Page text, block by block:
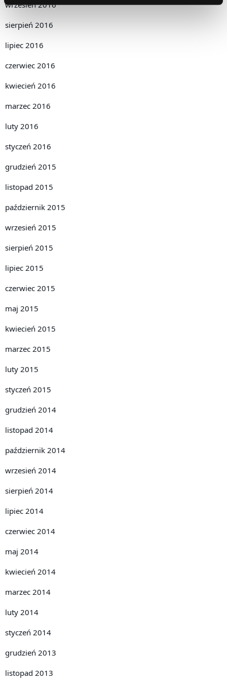
wrzesień 2016
sierpień 2016
lipiec 2016
czerwiec 2016
kwiecień 2016
marzec 2016
luty 2016
styczeń 2016
grudzień 2015
listopad 2015
październik 2015
wrzesień 2015
sierpień 2015
lipiec 2015
czerwiec 2015
maj 2015
kwiecień 2015
marzec 2015
luty 2015
styczeń 2015
grudzień 2014
listopad 2014
październik 2014
wrzesień 2014
sierpień 2014
lipiec 2014
czerwiec 2014
maj 2014
kwiecień 2014
marzec 2014
luty 2014
styczeń 2014
grudzień 2013
listopad 2013